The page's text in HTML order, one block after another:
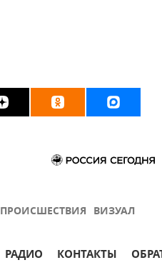
ПРОИСШЕСТВИЯ ВИЗУАЛ
РАДИО КОНТАКТЫ